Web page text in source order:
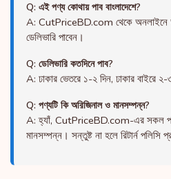
Q: এই পণ্য কোথায় পাব বাংলাদেশে?
A: CutPriceBD.com থেকে অনলাইনে
ডেলিভারি পাবেন।
Q: ডেলিভারি কতদিনে পাব?
A: ঢাকার ভেতরে ১-২ দিন, ঢাকার বাইরে ২-৩
Q: পণ্যটি কি অরিজিনাল ও মানসম্পন্ন?
A: হ্যাঁ, CutPriceBD.com-এর সকল
মানসম্পন্ন। সন্তুষ্ট না হলে রিটার্ন পলিসি